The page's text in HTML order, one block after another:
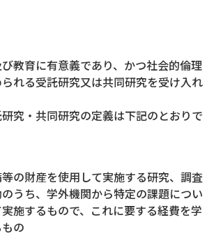
教育に有意義であり、かつ社会的倫理
れる受託研究又は共同研究を受け入れ
究・共同研究の定義は下記のとおりで
の財産を使用して実施する研究、調査
うち、学外機関から特定の課題につい
施するもので、これに要する経費を学
の